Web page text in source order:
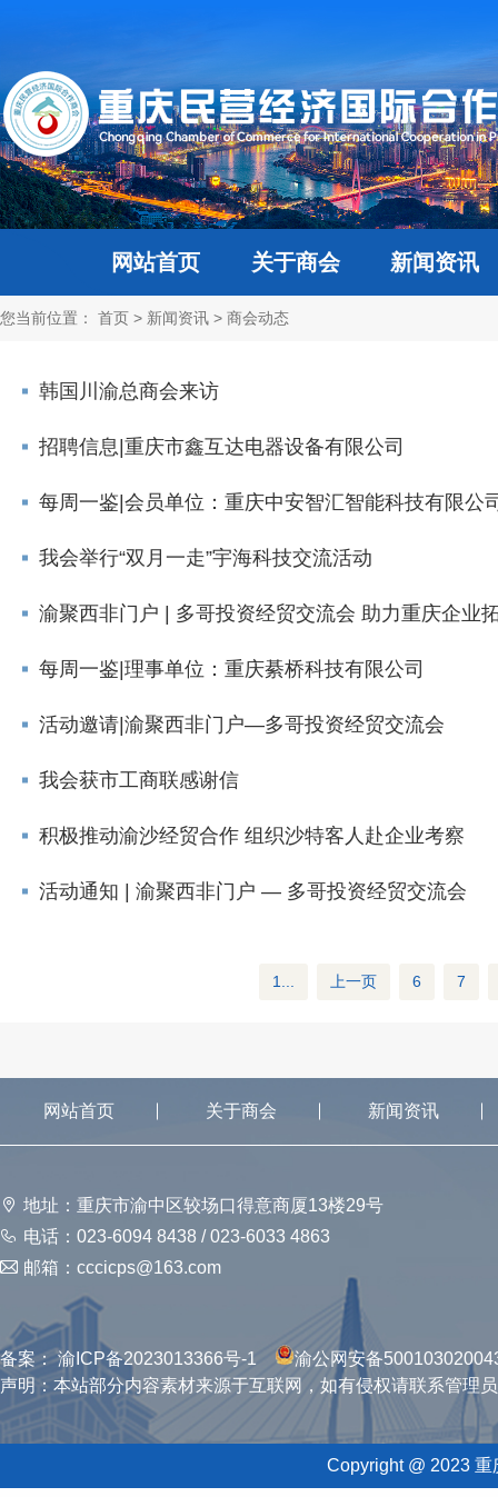
网站首页 关于商会 新闻资讯
您当前位置： 首页 > 新闻资讯 > 商会动态
韩国川渝总商会来访
招聘信息|重庆市鑫互达电器设备有限公司
每周一鉴|会员单位：重庆中安智汇智能科技有限公
我会举行“双月一走”宇海科技交流活动
渝聚西非门户 | 多哥投资经贸交流会 助力重庆企业
每周一鉴|理事单位：重庆綦桥科技有限公司
活动邀请|渝聚西非门户—多哥投资经贸交流会
我会获市工商联感谢信
积极推动渝沙经贸合作 组织沙特客人赴企业考察
活动通知 | 渝聚西非门户 — 多哥投资经贸交流会
1... 上一页 6 7
网站首页 关于商会 新闻资讯
地址：重庆市渝中区较场口得意商厦13楼29号
电话：023-6094 8438 / 023-6033 4863
邮箱：cccicps@163.com
备案：渝ICP备2023013366号-1
渝公网安备
声明：本站部分内容素材来源于互联网，如有侵权请联系管理
Copyright @ 2023